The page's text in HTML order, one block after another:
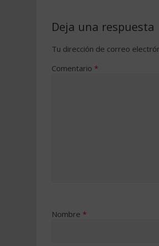
Deja una respuesta
Tu dirección de correo
Comentario *
Nombre *